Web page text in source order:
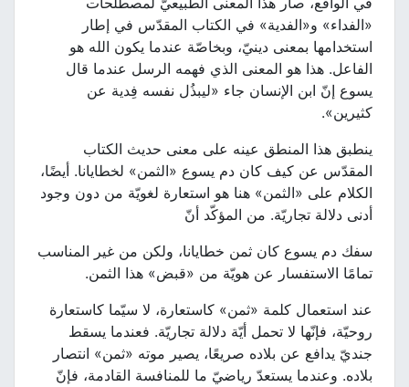
«الفداء» و«الفدية» في الكتاب المقدّس في إطار
استخدامها بمعنى دينيّ، وبخاصّة عندما يكون الله هو
الفاعل. هذا هو المعنى الذي فهمه الرسل عندما قال
يسوع إنّ ابن الإنسان جاء «ليبذُل نفسه فِدية عن
كثيرين».
ينطبق هذا المنطق عينه على معنى حديث الكتاب
المقدّس عن كيف كان دم يسوع «الثمن» لخطايانا. أيضًا،
الكلام على «الثمن» هنا هو استعارة لغويّة من دون وجود
أدنى دلالة تجاريّة. من المؤكّد أنّ
سفك دم يسوع كان ثمن خطايانا، ولكن من غير المناسب
تمامًا الاستفسار عن هويّة من «قبض» هذا الثمن.
عند استعمال كلمة «ثمن» كاستعارة، لا سيّما كاستعارة
روحيّة، فإنّها لا تحمل أيّة دلالة تجاريّة. فعندما يسقط
جنديّ يدافع عن بلاده صريعًا، يصير موته «ثمن» انتصار
بلاده. وعندما يستعدّ رياضيّ ما للمنافسة القادمة، فإنّ